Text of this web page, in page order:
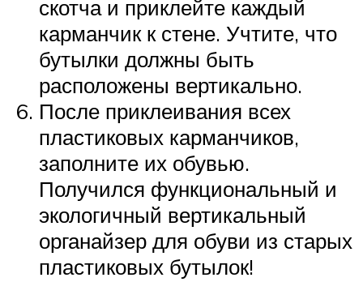
скотча и приклейте каждый
карманчик к стене. Учтите, что
бутылки должны быть
расположены вертикально.
После приклеивания всех
пластиковых карманчиков,
заполните их обувью.
Получился функциональный и
экологичный вертикальный
органайзер для обуви из старых
пластиковых бутылок!